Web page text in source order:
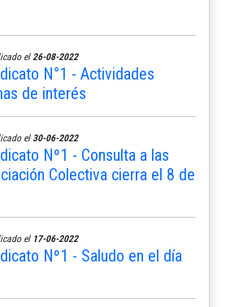
el 26-08-2022
N°1 - Actividades
de interés
el 30-06-2022
Nº1 - Consulta a las
Colectiva cierra el 8 de
el 17-06-2022
Nº1 - Saludo en el día